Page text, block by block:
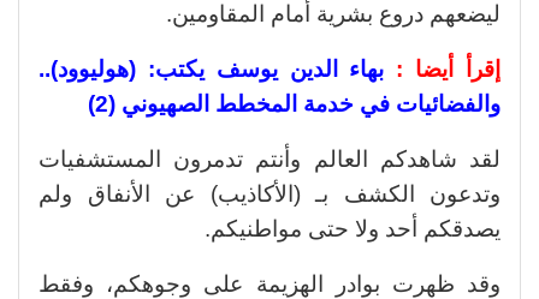
ليضعهم دروع بشرية أمام المقاومين.
إقرأ أيضا : بهاء الدين يوسف يكتب: (هوليوود)..
والفضائيات في خدمة المخطط الصهيوني (2)
لقد شاهدكم العالم وأنتم تدمرون المستشفيات
وتدعون الكشف بـ (الأكاذيب) عن الأنفاق ولم
يصدقكم أحد ولا حتى مواطنيكم.
وقد ظهرت بوادر الهزيمة على وجوهكم، وفقط